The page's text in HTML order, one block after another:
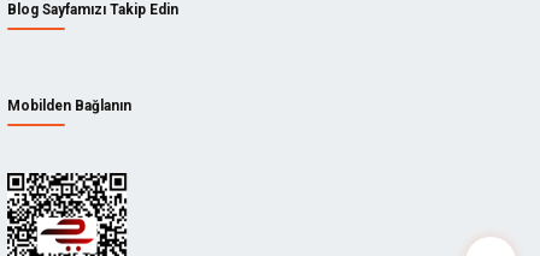
AKY
Aky 506053 Superflex Nitril Eldiven Sarı No:10
AKY.506053
%20
58,41 TL
Blog Sayfamızı Takip Edin
Mobilden Bağlanın